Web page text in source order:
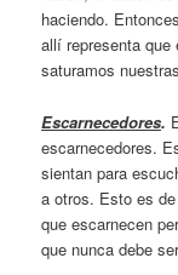
haciendo.
allí representa que
saturamos
Escarnecedores.
escarnecedores.
sientan para
a otros. Esto es
que escarnecen
que nunca debe